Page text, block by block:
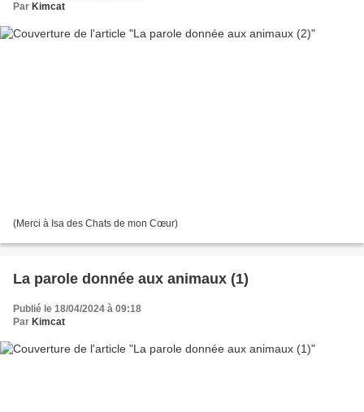
Par Kimcat
(Merci à Isa des Chats de mon Cœur)
La parole donnée aux animaux (1)
Publié le 18/04/2024 à 09:18
Par Kimcat